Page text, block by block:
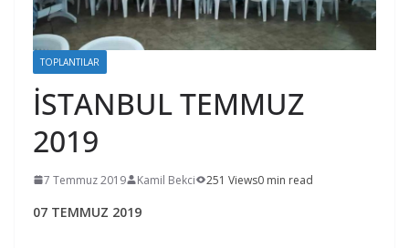
TOPLANTILAR
İSTANBUL TEMMUZ
2019
7 Temmuz 2019 Kamil Bekci 251 Views0 min read
07 TEMMUZ 2019